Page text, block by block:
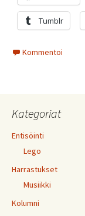
Tumblr
Kommentoi
Kategoriat
Entisöinti
Lego
Harrastukset
Musiikki
Kolumni